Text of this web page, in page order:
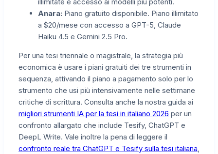
Anara: Piano gratuito disponibile. Piano illimitato
a $20/mese con accesso a GPT-5, Claude
Haiku 4.5 e Gemini 2.5 Pro.
Per una tesi triennale o magistrale, la strategia più
economica è usare i piani gratuiti dei tre strumenti in
sequenza, attivando il piano a pagamento solo per lo
strumento che usi più intensivamente nelle settimane
critiche di scrittura. Consulta anche la nostra guida ai
migliori strumenti IA per la tesi in italiano 2026 per un
confronto allargato che include Tesify, ChatGPT e
DeepL Write. Vale inoltre la pena di leggere il
confronto reale tra ChatGPT e Tesify sulla tesi italiana,